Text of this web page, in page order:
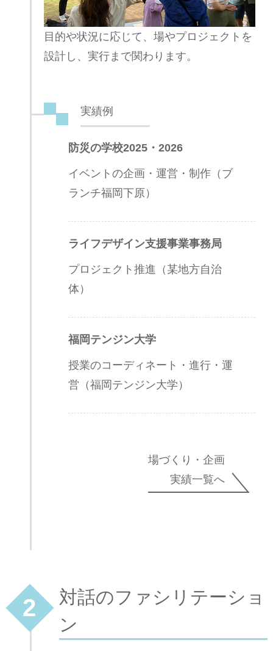
目的や状況に応じて、場やプロジェクトを
設計し、実行まで関わります。
実績例
防災の学校2025・2026
イベントの企画・運営・制作（ブ
ランチ福岡下原）
ライフデザイン支援事業事務局
プロジェクト推進（某地方自治
体）
福岡テンジン大学
授業のコーディネート・進行・運
営（福岡テンジン大学）
場づくり・企画
実績一覧へ
2
対話のファシリテーショ
ン